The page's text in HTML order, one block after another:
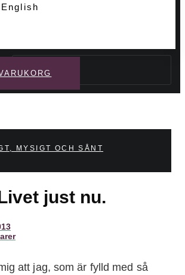
MYSIGT OCH SÅNT
just nu.
att jag, som är fylld med så